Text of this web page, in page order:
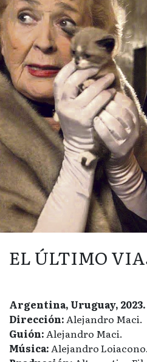
EL ÚLTIMO
Argentina, Uruguay, 2023.
Dirección:Alejandro Maci.
Guión:Alejandro Maci.
Música:Alejandro Loiacono.